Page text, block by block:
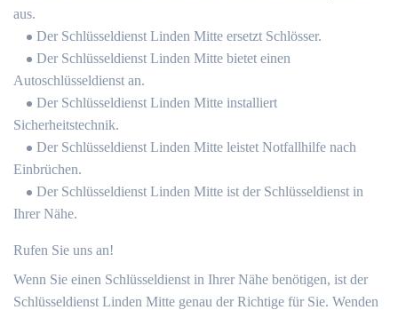
aus.
Der Schlüsseldienst Linden Mitte ersetzt Schlösser.
Der Schlüsseldienst Linden Mitte bietet einen
Autoschlüsseldienst an.
Der Schlüsseldienst Linden Mitte installiert
Sicherheitstechnik.
Der Schlüsseldienst Linden Mitte leistet Notfallhilfe nach
Einbrüchen.
Der Schlüsseldienst Linden Mitte ist der Schlüsseldienst in
Ihrer Nähe.
Rufen Sie uns an!
Wenn Sie einen Schlüsseldienst in Ihrer Nähe benötigen, ist der
Schlüsseldienst Linden Mitte genau der Richtige für Sie. Wenden